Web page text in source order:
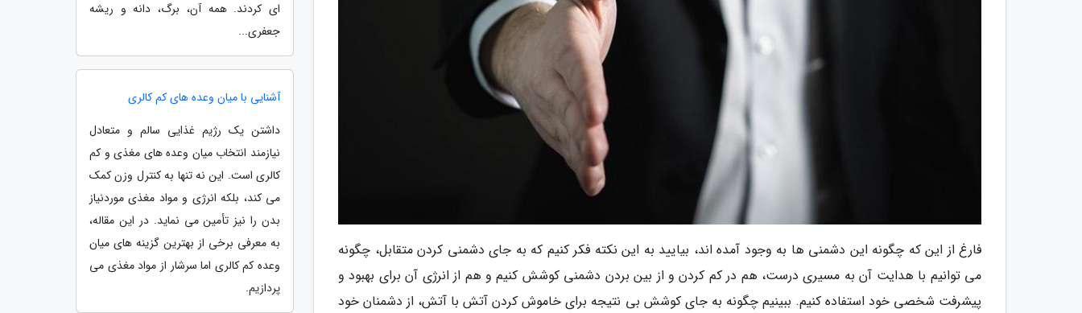
فارغ از این که چگونه این دشمنی ها به وجود آمده اند، بیایید به این نکته فکر کنیم که به جای دشمنی کردن متقابل، چگونه
می توانیم با هدایت آن به مسیری درست، هم در کم کردن و از بین بردن دشمنی کوشش کنیم و هم از انرژی آن برای بهبود و
پیشرفت شخصی خود استفاده کنیم. ببینیم چگونه به جای کوشش بی نتیجه برای خاموش کردن آتش با آتش، از دشمنان خود
ای کردند. همه آن، برگ، دانه و ریشه
جعفری...
آشنایی با میان وعده های کم کالری
داشتن یک رژیم غذایی سالم و متعادل
نیازمند انتخاب میان وعده های مغذی و کم
کالری است. این نه تنها به کنترل وزن کمک
می کند، بلکه انرژی و مواد مغذی موردنیاز
بدن را نیز تأمین می نماید. در این مقاله،
به معرفی برخی از بهترین گزینه های میان
وعده کم کالری اما سرشار از مواد مغذی می
پردازیم.